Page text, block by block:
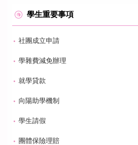
學生重要事項
社團成立申請
學雜費減免辦理
就學貸款
向陽助學機制
學生請假
團體保險理賠